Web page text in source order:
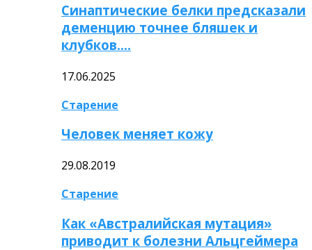
Синаптические белки предсказали
деменцию точнее бляшек и
клубков….
17.06.2025
Старение
Человек меняет кожу
29.08.2019
Старение
Как «Австралийская мутация»
приводит к болезни Альцгеймера